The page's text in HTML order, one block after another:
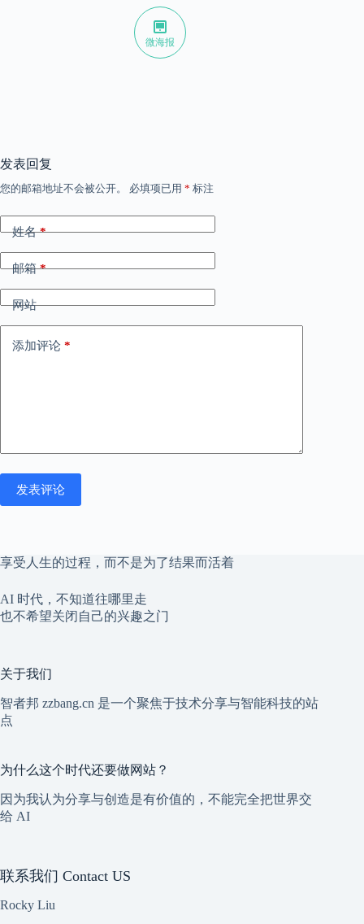
微海报
发表回复
您的邮箱地址不会被公开。 必填项已用 * 标注
姓名*
邮箱*
网站
添加评论 *
发表评论
享受人生的过程，而不是为了结果而活着
AI 时代，不知道往哪里走
也不希望关闭自己的兴趣之门
关于我们
智者邦 zzbang.cn 是一个聚焦于技术分享与智能科技的站
点
为什么这个时代还要做网站？
因为我认为分享与创造是有价值的，不能完全把世界交
给 AI
联系我们 Contact US
Rocky Liu